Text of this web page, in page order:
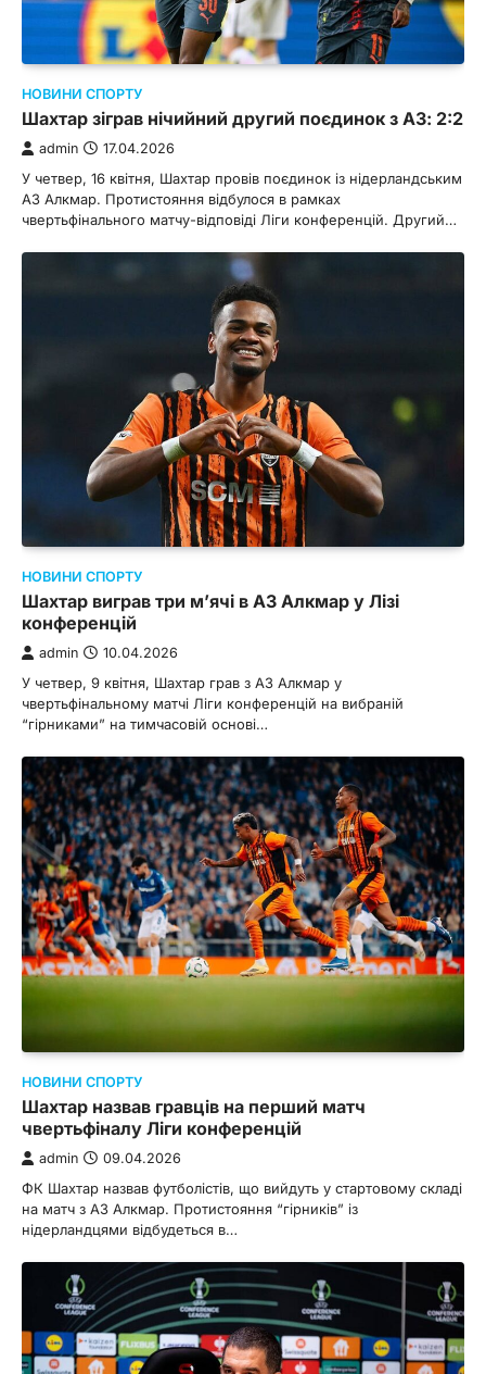
НОВИНИ СПОРТУ
Шахтар зіграв нічийний другий поєдинок з АЗ: 2:2
admin 17.04.2026
У четвер, 16 квітня, Шахтар провів поєдинок із нідерландським
АЗ Алкмар. Протистояння відбулося в рамках
чвертьфінального матчу-відповіді Ліги конференцій. Другий…
НОВИНИ СПОРТУ
Шахтар виграв три м’ячі в АЗ Алкмар у Лізі
конференцій
admin 10.04.2026
У четвер, 9 квітня, Шахтар грав з АЗ Алкмар у
чвертьфінальному матчі Ліги конференцій на вибраній
“гірниками” на тимчасовій основі…
НОВИНИ СПОРТУ
Шахтар назвав гравців на перший матч
чвертьфіналу Ліги конференцій
admin 09.04.2026
ФК Шахтар назвав футболістів, що вийдуть у стартовому складі
на матч з АЗ Алкмар. Протистояння “гірників” із
нідерландцями відбудеться в…